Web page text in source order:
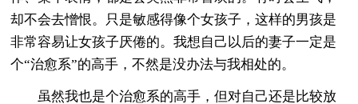
却不会去憎恨。只是敏感得像个女孩子，这样的男孩是
非常容易让女孩子厌倦的。我想自己以后的妻子一定是
个“治愈系”的高手，不然是没办法与我相处的。
虽然我也是个治愈系的高手，但对自己还是比较放